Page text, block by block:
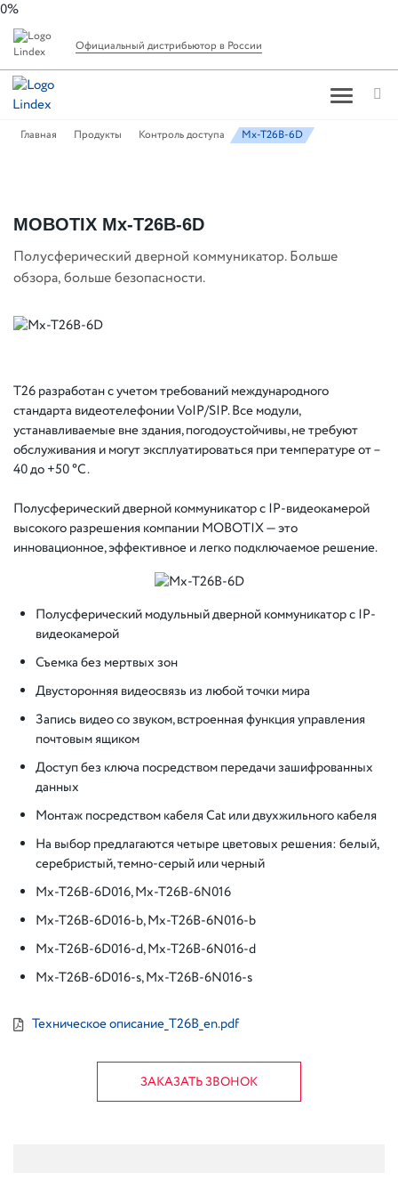
0%
Официальный дистрибьютор в России
Главная Продукты Контроль доступа Mx-T26B-6D
MOBOTIX Mx-T26B-6D
Полусферический дверной коммуникатор. Больше
обзора, больше безопасности.
T26 разработан с учетом требований международного
стандарта видеотелефонии VoIP/SIP. Все модули,
устанавливаемые вне здания, погодоустойчивы, не требуют
обслуживания и могут эксплуатироваться при температуре от –
40 до +50 °C.
Полусферический дверной коммуникатор с IP-видеокамерой
высокого разрешения компании MOBOTIX — это
инновационное, эффективное и легко подключаемое решение.
Полусферический модульный дверной коммуникатор с IP-
видеокамерой
Съемка без мертвых зон
Двусторонняя видеосвязь из любой точки мира
Запись видео со звуком, встроенная функция управления
почтовым ящиком
Доступ без ключа посредством передачи зашифрованных
данных
Монтаж посредством кабеля Cat или двухжильного кабеля
На выбор предлагаются четыре цветовых решения: белый,
серебристый, темно-серый или черный
Mx-T26B-6D016, Mx-T26B-6N016
Mx-T26B-6D016-b, Mx-T26B-6N016-b
Mx-T26B-6D016-d, Mx-T26B-6N016-d
Mx-T26B-6D016-s, Mx-T26B-6N016-s
Техническое описание_T26B_en.pdf
ЗАКАЗАТЬ ЗВОНОК